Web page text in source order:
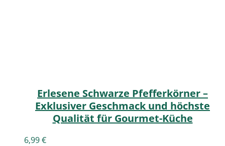
Erlesene Schwarze Pfefferkörner –
Exklusiver Geschmack und höchste
Qualität für Gourmet-Küche
6,99€